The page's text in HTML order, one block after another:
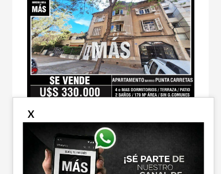
X
Apartamento en venta
Pocitos, Montevideo
U$S 330.000 Ver más